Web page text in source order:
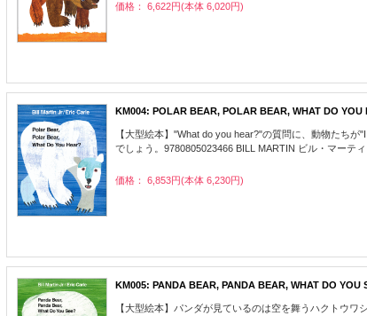
価格： 6,622円(本体 6,020円)
KM004: POLAR BEAR, POLAR BEAR, WHAT DO
【大型絵本】"What do you hear?"の質問に、動物たち
でしょう。9780805023466 BILL MARTIN ビル・マーテ
価格： 6,853円(本体 6,230円)
KM005: PANDA BEAR, PANDA BEAR, WHAT DO YOU
【大型絵本】パンダが見ているのは空を舞うハクトウ